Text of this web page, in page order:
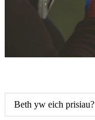
Beth yw eich prisiau?